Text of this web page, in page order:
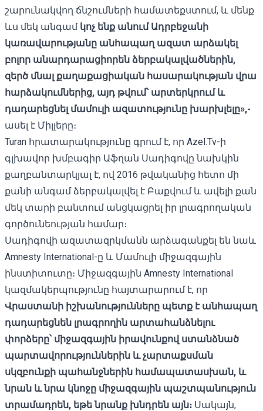
շարունակվող ճնշումների համատեքստում, և մենք
ևս մեկ անգամ կոչ ենք անում Ադրբեջանի
կառավարությանը անհապաղ ազատ արձակել
բոլոր անարդարացիորեն ձերբակալվածներին,
զերծ մնալ քաղաքացիական հասարակության վրա
հարձակումներից, այդ թվում՝ արտերկրում և
դադարեցնել մամուլի ազատությունը խարխլելը»,-
ասել է Միլլերը։
Turan հրատարակությունը գրում է, որ Azel.Tv-ի
գլխավոր խմբագիր Աֆղան Սադիգովը նախկին
քաղբանտարկյալ է, ով 2016 թվականից հետո մի
քանի անգամ ձերբակալվել է Բաքվում և ավելի քան
մեկ տարի բանտում անցկացրել իր լրագրողական
գործունեության համար։
Սադիգովի ազատազրկմանն արձագանքել են նաև
Amnesty International-ը և Մամուլի միջազգային
ինստիտուտը։ Միջազգային Amnesty International
կազմակերպությունը հայտարարում է, որ
Վրաստանի իշխանությունները պետք է անհապաղ
դադարեցնեն լրագրողին արտահանձնելու
փորձերը՝ միջազգային իրավունքով ստանձնած
պարտավորություններին և չարտաքսման
սկզբունքի պահանջներին համապատասխան, և
նրան և նրա կնոջը միջազգային պաշտպանություն
տրամադրեն, եթե նրանք խնդրեն այն։ Սակայն,